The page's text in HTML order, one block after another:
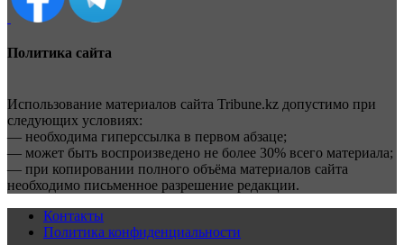
Политика сайта
Использование материалов сайта Tribune.kz допустимо при
следующих условиях:
— необходима гиперссылка в первом абзаце;
— может быть воспроизведено не более 30% всего материала;
— при копировании полного объёма материалов сайта
необходимо письменное разрешение редакции.
Контакты
Политика конфиденциальности